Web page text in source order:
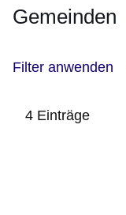
Gemeinden
Filter anwenden
4 Einträge